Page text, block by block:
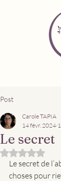
Post
Le secret
Carole TAPIA
14 févr. 2024
Noté NaN
Le secret de
choses pour